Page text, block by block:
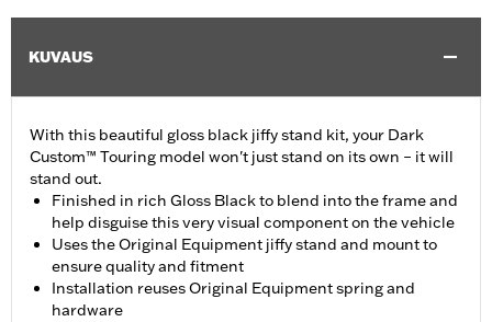
KUVAUS
With this beautiful gloss black jiffy stand kit, your Dark
Custom™ Touring model won't just stand on its own – it will
stand out.
Finished in rich Gloss Black to blend into the frame and
help disguise this very visual component on the vehicle
Uses the Original Equipment jiffy stand and mount to
ensure quality and fitment
Installation reuses Original Equipment spring and
hardware